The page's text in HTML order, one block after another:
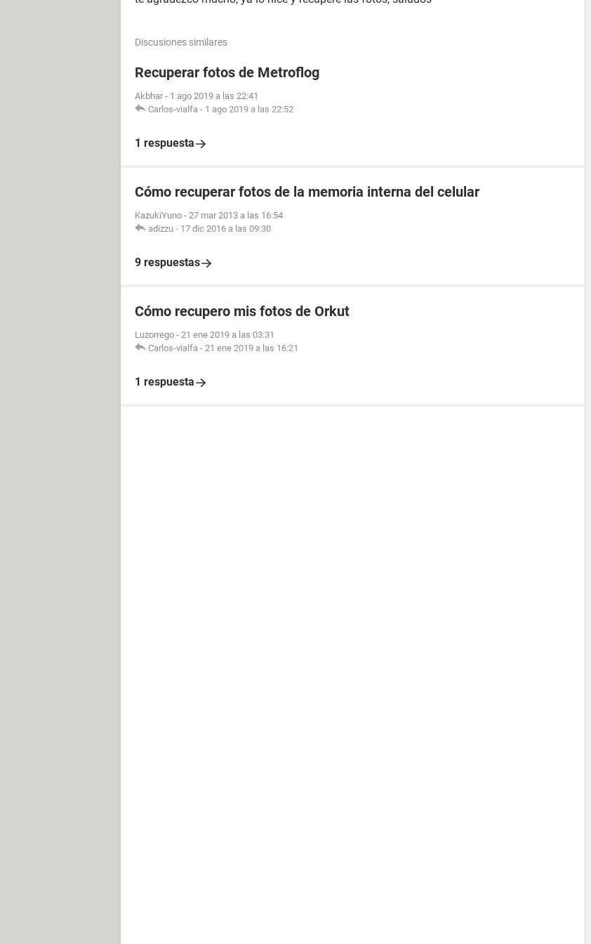
Discusiones similares
Recuperar fotos de Metroflog
Akbhar - 1 ago 2019 a las 22:41
Carlos-vialfa - 1 ago 2019 a las 22:52
1 respuesta
Cómo recuperar fotos de la memoria interna del celular
KazukiYuno - 27 mar 2013 a las 16:54
adizzu - 17 dic 2016 a las 09:30
9 respuestas
Cómo recupero mis fotos de Orkut
Luzorrego - 21 ene 2019 a las 03:31
Carlos-vialfa - 21 ene 2019 a las 16:21
1 respuesta